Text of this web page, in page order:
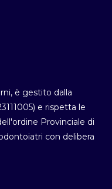
è gestito dalla
e rispetta le
Provinciale di
con delibera